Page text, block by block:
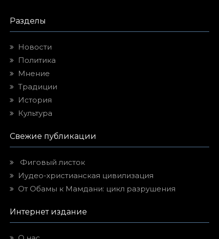
Разделы
Новости
Политика
Мнение
Традиции
История
Культура
Свежие публикации
Фиговый листок
Иудео-христианская цивилизация
От Обамы к Мамдани: цикл разрушения
Интернет издание